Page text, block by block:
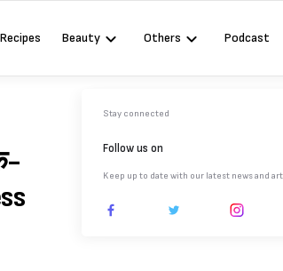
Recipes Beauty Others Podcast
Stay connected
Follow us on
Keep up to date with our latest news and